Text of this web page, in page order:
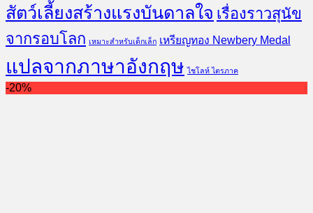
สัตว์เลี้ยงสร้างแรงบันดาลใจ เรื่องราวสุนัข
จากรอบโลก เหมาะสำหรับเด็กเล็ก เหรียญทอง Newbery Medal
แปลจากภาษาอังกฤษ ไชโลห์ ไตรภาค
-20%